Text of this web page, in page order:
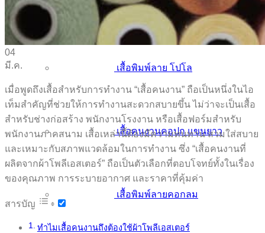
เสื้อพิมพ์ลาย โปโล
เสื้อคนงานคอปก แขนยาว
เสื้อพิมพ์ลายคอกลม
04
มี.ค.
เมื่อพูดถึงเสื้อสำหรับการทำงาน “เสื้อคนงาน” ถือเป็นหนึ่งในไอ
เท็มสำคัญที่ช่วยให้การทำงานสะดวกสบายขึ้น ไม่ว่าจะเป็นเสื้อ
สำหรับช่างก่อสร้าง พนักงานโรงงาน หรือเสื้อฟอร์มสำหรับ
พนักงานภาคสนาม เสื้อเหล่านี้ต้องมีความทนทาน สวมใส่สบาย
และเหมาะกับสภาพแวดล้อมในการทำงาน ซึ่ง “เสื้อคนงานที่
ผลิตจากผ้าโพลีเอสเตอร์” ถือเป็นตัวเลือกที่ตอบโจทย์ทั้งในเรื่อง
ของคุณภาพ การระบายอากาศ และราคาที่คุ้มค่า
สารบัญ
ทำไมเสื้อคนงานถึงต้องใช้ผ้าโพลีเอสเตอร์